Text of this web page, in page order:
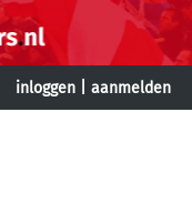
inloggen aanmelden